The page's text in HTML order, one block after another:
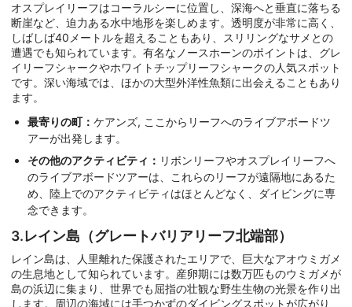
オスプレイリーフはコーラルシーに位置し、深海へと垂直に落ちる
断崖など、迫力ある水中地形を楽しめます。透明度が非常に高く、
しばしば40メートルを超えることもあり、スリリングなサメとの
遭遇でも知られています。有名なノースホーンのポイントは、グレ
イリーフシャークやホワイトチップリーフシャークの人気スポット
です。深い海域では、ほかの大型外洋性魚類に出会えることもあり
ます。
最寄りの町： ケアンズ, ここからリーフへのライブアボードツ
アーが出発します。
その他のアクティビティ： リボンリーフやオスプレイリーフへ
のライブアボードツアーは、これらのリーフが遠隔地にあるた
め、陸上でのアクティビティはほとんどなく、ダイビングに専
念できます。
3.レイン島（グレートバリアリーフ北端部）
レイン島は、人里離れた保護されたエリアで、巨大なアオウミガメ
の生息地として知られています。産卵期には数万匹ものウミガメが
島の浜辺に集まり、世界でも屈指の壮観な野生生物の光景を作り出
します。周辺の海域には手つかずのダイビングスポットが広がり、